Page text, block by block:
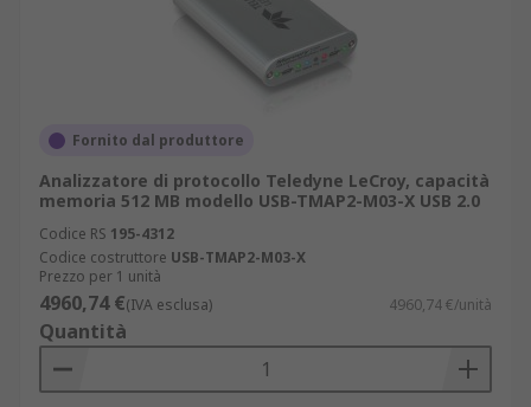
Fornito dal produttore
Analizzatore di protocollo Teledyne LeCroy, capacità
memoria 512 MB modello USB-TMAP2-M03-X USB 2.0
Codice RS 195-4312
Codice costruttore USB-TMAP2-M03-X
Prezzo per 1 unità
4960,74 €(IVA esclusa) 4960,74 €/unità
Quantità